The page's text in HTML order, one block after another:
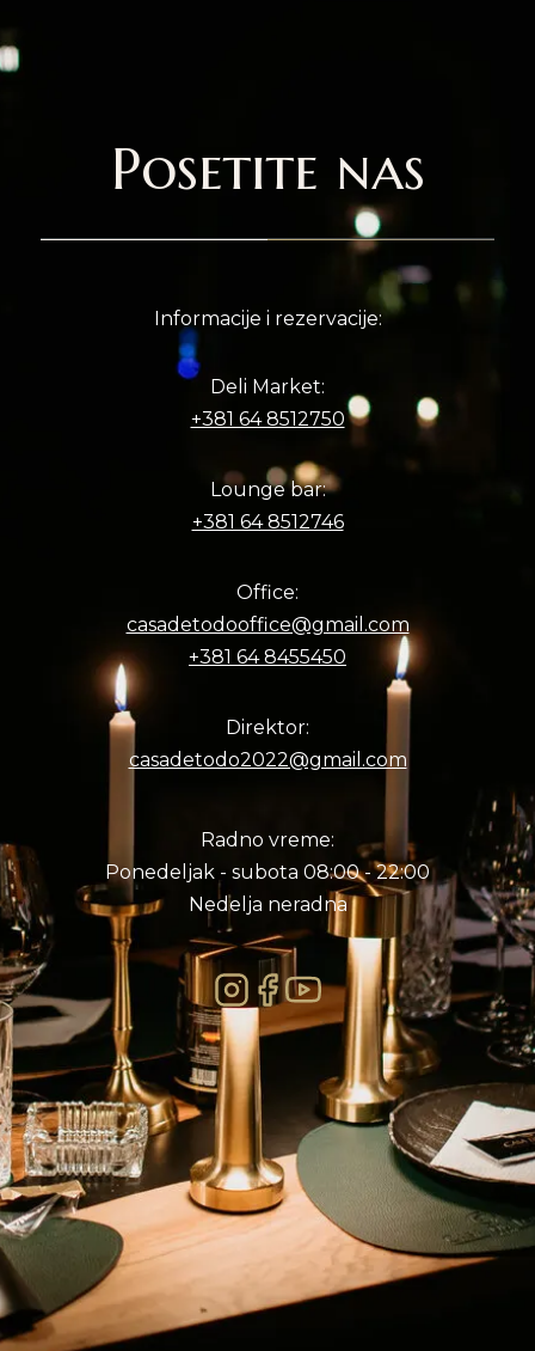
Posetite nas
Informacije i rezervacije:
Deli Market:
+381 64 8512750
Lounge bar:
+381 64 8512746
Office:
casadetodooffice@gmail.com
+381 64 8455450
Direktor:
casadetodo2022@gmail.com
Radno vreme:
Ponedeljak - subota 08:00 - 22:00
Nedelja neradna